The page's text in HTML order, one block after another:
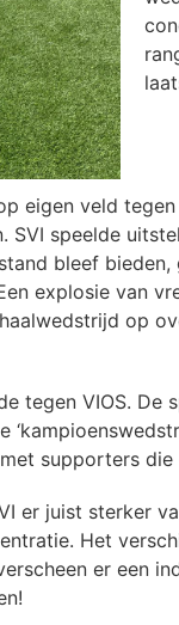
eigen veld
speelde
bleef
explosie van
op
tegen VIOS.
supporters
er juist sterker
Het
er een